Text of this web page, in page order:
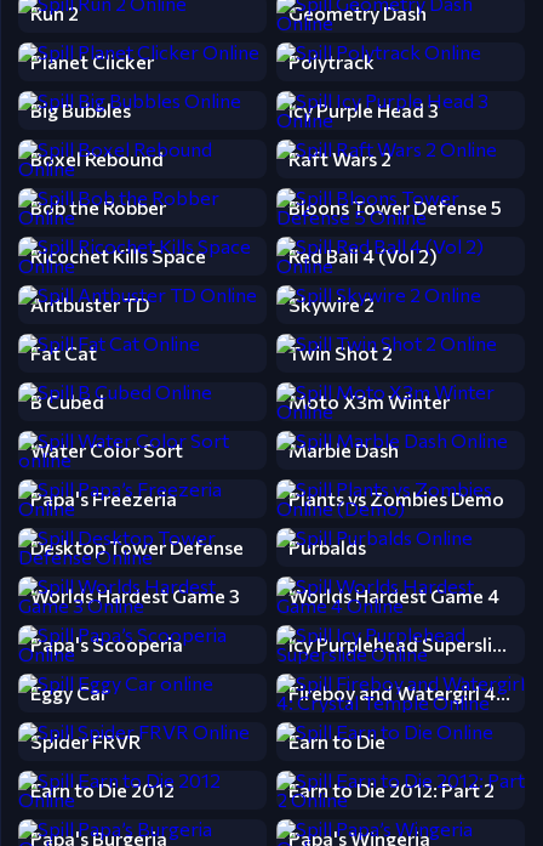
Run 2 Geometry Dash
Planet Clicker Polytrack
Big Bubbles Icy Purple Head 3
Boxel Rebound Raft Wars 2
Bob the Robber Bloons Tower Defense 5
Ricochet Kills Space Red Ball 4 (Vol 2)
Antbuster TD Skywire 2
Fat Cat Twin Shot 2
B Cubed Moto X3m Winter
Water Color Sort Marble Dash
Papa's Freezeria Plants vs Zombies Demo
Desktop Tower Defense Purbalds
Worlds Hardest Game 3 Worlds Hardest Game 4
Papa's Scooperia Icy Purplehead Superslide
Eggy Car Fireboy and Watergirl 4: Crystal Temple
Spider FRVR Earn to Die
Earn to Die 2012 Earn to Die 2012: Part 2
Papa's Burgeria Papa's Wingeria